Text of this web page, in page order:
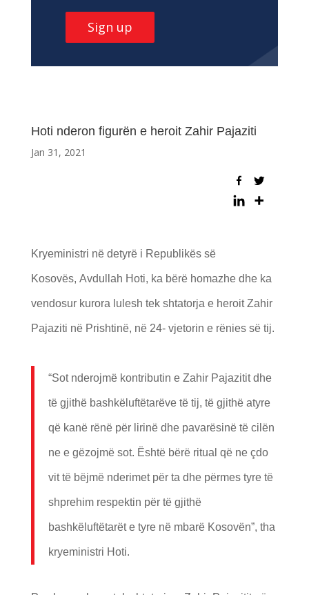
Sign up
Hoti nderon figurën e heroit Zahir Pajaziti
Jan 31, 2021
Kryeministri në detyrë i Republikës së
Kosovës, Avdullah Hoti, ka bërë homazhe dhe ka
vendosur kurora lulesh tek shtatorja e heroit Zahir
Pajaziti në Prishtinë, në 24- vjetorin e rënies së tij.
“Sot nderojmë kontributin e Zahir Pajazitit dhe
të gjithë bashkëluftëtarëve të tij, të gjithë atyre
që kanë rënë për lirinë dhe pavarësinë të cilën
ne e gëzojmë sot. Është bërë ritual që ne çdo
vit të bëjmë nderimet për ta dhe përmes tyre të
shprehim respektin për të gjithë
bashkëluftëtarët e tyre në mbarë Kosovën”, tha
kryeministri Hoti.​